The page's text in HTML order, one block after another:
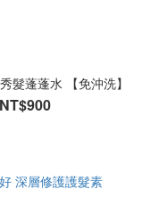
髮蓬蓬水 【免沖洗】